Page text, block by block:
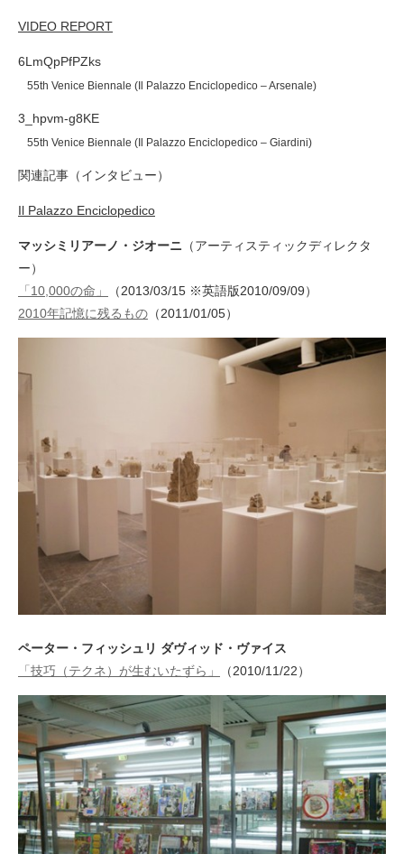
VIDEO REPORT
6LmQpPfPZks
55th Venice Biennale (Il Palazzo Enciclopedico – Arsenale)
3_hpvm-g8KE
55th Venice Biennale (Il Palazzo Enciclopedico – Giardini)
関連記事（インタビュー）
Il Palazzo Enciclopedico
マッシミリアーノ・ジオーニ （アーティスティックディレクタ
ー）
「10,000の命」
（2013/03/15 ※英語版2010/09/09）
2010年記憶に残るもの （2011/01/05）
ペーター・フィッシュリ ダヴィッド・ヴァイス
「技巧（テクネ）が生むいたずら」
（2010/11/22）